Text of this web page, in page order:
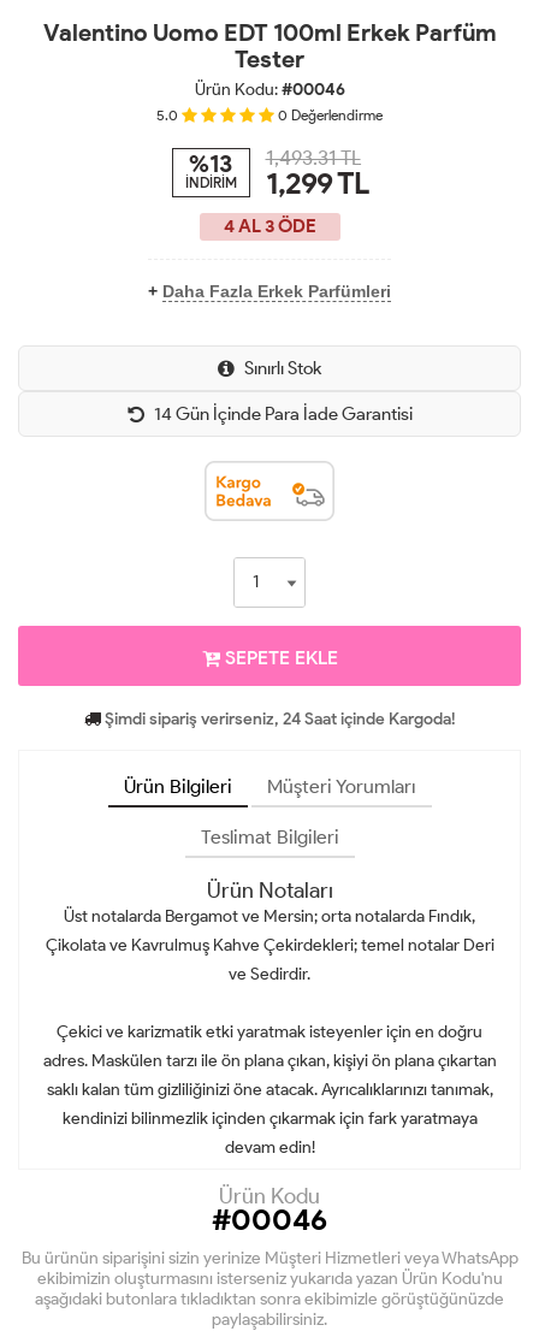
Valentino Uomo EDT 100ml Erkek Parfüm
Tester
Ürün Kodu:#00046
5.0 0 Değerlendirme
%13
İNDİRİM
1,493.31 TL
1,299TL
4 AL 3 ÖDE
+ Daha Fazla Erkek Parfümleri
Sınırlı Stok
14 Gün İçinde Para İade Garantisi
SEPETE EKLE
Şimdi sipariş verirseniz, 24 Saat içinde Kargoda!
Ürün Bilgileri Müşteri Yorumları
Teslimat Bilgileri
Ürün Notaları
Üst notalarda Bergamot ve Mersin; orta notalarda Fındık,
Çikolata ve Kavrulmuş Kahve Çekirdekleri; temel notalar Deri
ve Sedirdir.
Çekici ve karizmatik etki yaratmak isteyenler için en doğru
adres. Maskülen tarzı ile ön plana çıkan, kişiyi ön plana çıkartan
saklı kalan tüm gizliliğinizi öne atacak. Ayrıcalıklarınızı tanımak,
kendinizi bilinmezlik içinden çıkarmak için fark yaratmaya
devam edin!
Ürün Kodu
#00046
Bu ürünün siparişini sizin yerinize Müşteri Hizmetleri veya WhatsApp
ekibimizin oluşturmasını isterseniz yukarıda yazan Ürün Kodu'nu
aşağıdaki butonlara tıkladıktan sonra ekibimizle görüştüğünüzde
paylaşabilirsiniz.